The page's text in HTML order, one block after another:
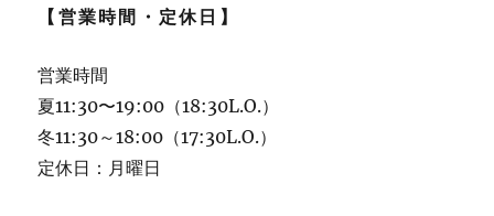
【営業時間・定休日】
営業時間
夏11:30〜19:00（18:30L.O.）
冬11:30～18:00（17:30L.O.）
定休日：月曜日